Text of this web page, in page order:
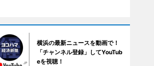
横浜の最新ニュースを動画で！
「チャンネル登録」してYouTub
eを視聴！